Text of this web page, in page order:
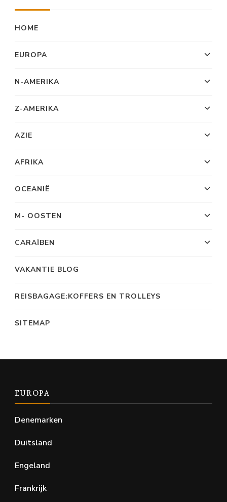
HOME
EUROPA
N-AMERIKA
Z-AMERIKA
AZIE
AFRIKA
OCEANIË
M- OOSTEN
CARAÏBEN
VAKANTIE BLOG
REISBAGAGE:KOFFERS EN TROLLEYS
SITEMAP
EUROPA
Denemarken
Duitsland
Engeland
Frankrijk